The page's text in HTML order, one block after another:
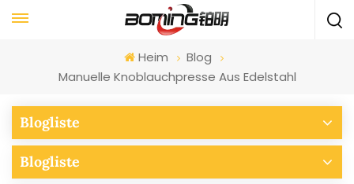
Heim
Blog
Manuelle Knoblauchpresse Aus Edelstahl
Blogliste
Blogliste